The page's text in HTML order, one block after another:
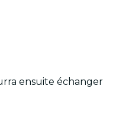
ensuite échanger